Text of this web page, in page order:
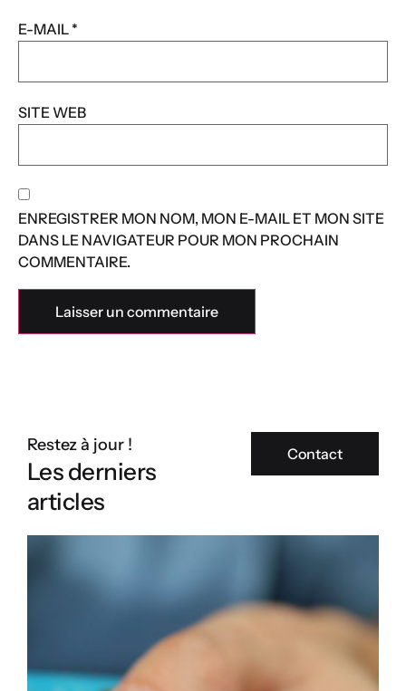
E-MAIL *
SITE WEB
ENREGISTRER MON NOM, MON E-MAIL ET MON SITE
DANS LE NAVIGATEUR POUR MON PROCHAIN
COMMENTAIRE.
Restez à jour !
Les derniers
articles
Contact